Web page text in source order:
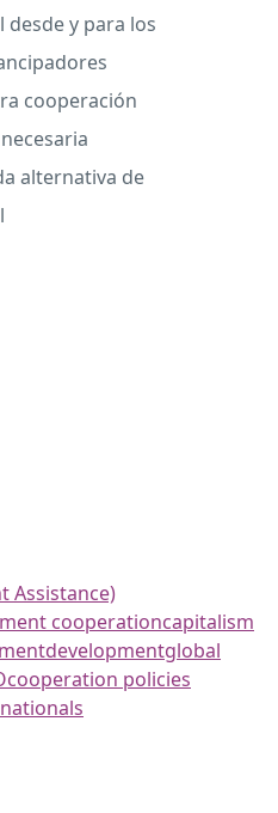
y para los
cooperación
alternativa de
Assistance)
cooperationcapitalism
developmentglobal
cooperation policies